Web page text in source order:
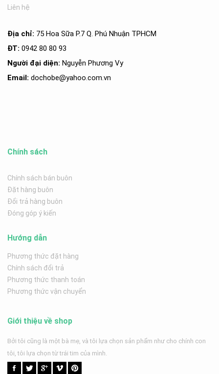
Liên hệ
Địa chỉ: 75 Hoa Sữa P.7 Q. Phú Nhuận TPHCM
ĐT: 0942 80 80 93
Người đại diện: Nguyễn Phương Vy
Email: dochobe@yahoo.com.vn
Chính sách
Chính sách bán buôn
Đặt hàng buôn
Đổi trả hàng buôn
Đóng góp ý kiến
Hướng dẫn
Phương thức đặt hàng
Chính sách đổi trả
Phương thức thanh toán
Phương thức vận chuyển
Giới thiệu về shop
Bởi tôi cũng là một bà mẹ, và tôi lựa chọn sản phẩm như cho chính con
tôi, tôi lựa chọn từ trái tim của mình.